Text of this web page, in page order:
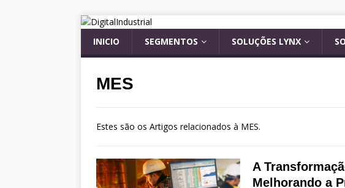
INICIO SEGMENTOS SOLUÇÕES LYNX
MES
Estes são os Artigos relacionados à MES.
A
Melhorando a